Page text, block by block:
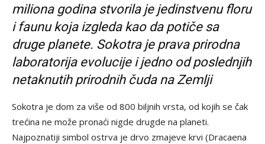
miliona godina stvorila je jedinstvenu floru
i faunu koja izgleda kao da potiče sa
druge planete. Sokotra je prava prirodna
laboratorija evolucije i jedno od poslednjih
netaknutih prirodnih čuda na Zemlji
Sokotra je dom za više od 800 biljnih vrsta, od kojih se čak
trećina ne može pronaći nigde drugde na planeti.
Najpoznatiji simbol ostrva je drvo zmajeve krvi (Dracaena